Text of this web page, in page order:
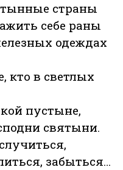
страны
себе раны
одеждах
кто в светлых
пустыне,
святыни.
забыться…